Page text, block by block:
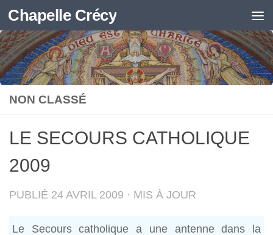
Skip to content
Chapelle Crécy
NON CLASSÉ
LE SECOURS CATHOLIQUE
2009
PUBLIÉ 24 AVRIL 2009 · MIS À JOUR
Le Secours catholique a une antenne dans la